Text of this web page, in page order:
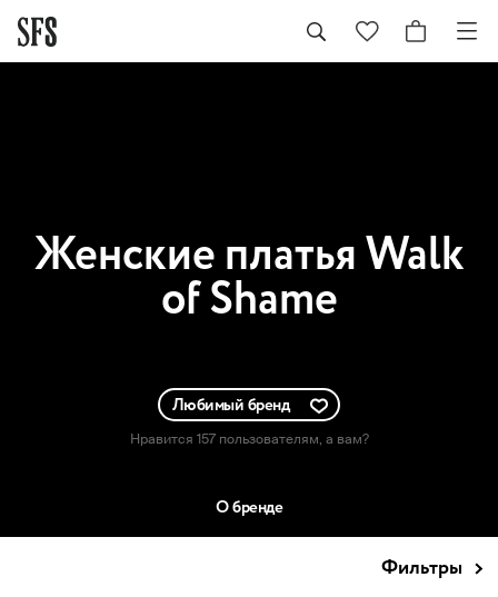
Женскиеплатья Walk
of Shame
Любимый бренд
Нравится 157 пользователям, а вам?
О бренде
Фильтры